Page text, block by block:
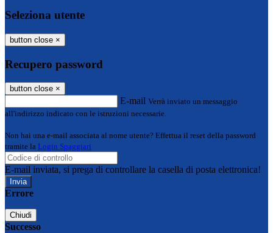
Seleziona utente
button close ×
Recupero password
button close ×
E-mail Verrà inviato un messaggio
all'indirizzo indicato con le istruzioni necessarie.
Non hai una e-mail associata al nome utente? Effettua il reset della password
tramite la Login Spaggiari
E-mail inviata, si prega di controllare la casella di posta elettronica!
Errore
Chiudi
Successo